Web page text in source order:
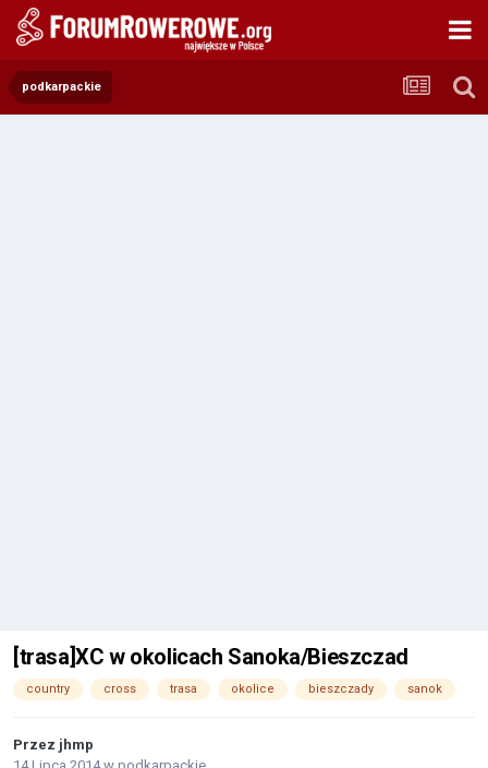
podkarpackie
[trasa]XC w okolicach Sanoka/Bieszczad
country cross trasa okolice bieszczady sanok
Przez jhmp